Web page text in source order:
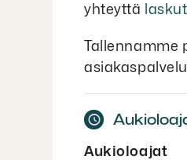
yhteyttä
Tallennamme
Aukioloajat